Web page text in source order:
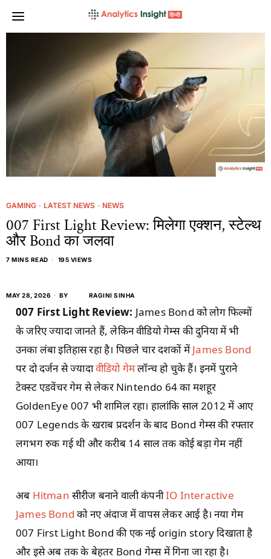
GAMING · LATEST NEWS · NEWS
007 First Light Review: मिलेगा एक्शन, स्टेल्थ
और Bond का जलवा
7 MINS READ 195 VIEWS
MAY 28, 2026 BY RAGINI SINHA
007 First Light Review: James Bond को लोग फिल्मों
के जरिए ज्यादा जानते हैं, लेकिन वीडियो गेम्स की दुनिया में भी
उनका लंबा इतिहास रहा है। पिछले चार दशकों मेंJames Bond
पर दो दर्जन से ज्यादावीडियो गेमलॉन्च हो चुके हैं। इनमें पुराने
टेक्स्ट एडवेंचर गेम से लेकर Nintendo 64 का मशहूर
GoldenEye 007 भी शामिल रहा। हालांकि साल 2012 में आए
007 Legends के खराब प्रदर्शन के बाद Bond गेम्स की रफ्तार
लगभग रुक गई थी और करीब 14 साल तक कोई बड़ा गेम नहीं
आया।
अब Hitman सीरीज बनाने वाली कंपनीIO Interactive
James Bond को नए अंदाज में वापस लेकर आई है। नया गेम
007 First Light Bond की एक नई origin story दिखाता है
और इसे अब तक के बेहतर Bond गेम्स में गिना जा रहा है।